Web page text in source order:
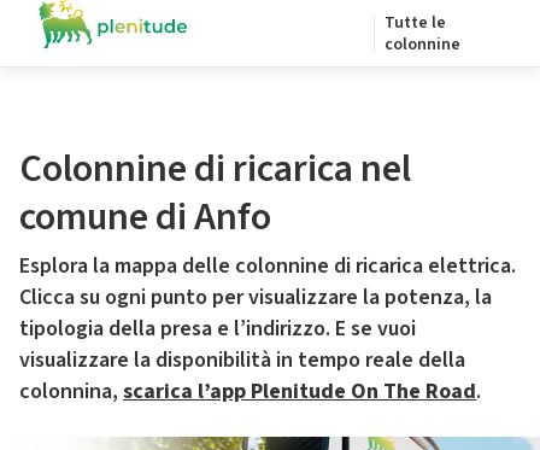
Tutte le
colonnine
Colonnine di ricarica nel
comune di Anfo
Esplora la mappa delle colonnine di ricarica elettrica.
Clicca su ogni punto per visualizzare la potenza, la
tipologia della presa e l’indirizzo. E se vuoi
visualizzare la disponibilità in tempo reale della
colonnina, scarica l’app Plenitude On The Road.